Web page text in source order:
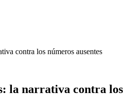
contra los números ausentes
la narrativa contra los